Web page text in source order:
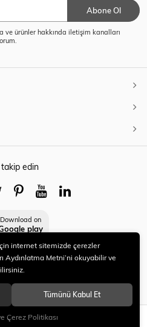
EKLE
Abone Ol
ve ürünler hakkında iletişim kanalları
edin
Download on
play
Tüm hakları saklıdır.
internet sitemizde çerezler
Aydınlatma Metni’ni okuyabilir ve
Tümünü Kabul Et
Çerez Politikası